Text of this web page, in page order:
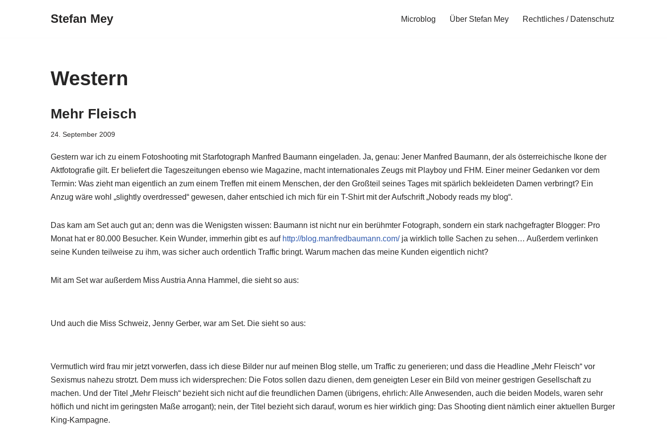
Stefan Mey Microblog Über Stefan Mey Rechtliches / Datenschutz
Western
Mehr Fleisch
24. September 2009
Gestern war ich zu einem Fotoshooting mit Starfotograph Manfred Baumann eingeladen. Ja, genau: Jener Manfred Baumann, der als österreichische Ikone der
Aktfotografie gilt. Er beliefert die Tageszeitungen ebenso wie Magazine, macht internationales Zeugs mit Playboy und FHM. Einer meiner Gedanken vor dem
Termin: Was zieht man eigentlich an zum einem Treffen mit einem Menschen, der den Großteil seines Tages mit spärlich bekleideten Damen verbringt? Ein
Anzug wäre wohl „slightly overdressed“ gewesen, daher entschied ich mich für ein T-Shirt mit der Aufschrift „Nobody reads my blog“.
Das kam am Set auch gut an; denn was die Wenigsten wissen: Baumann ist nicht nur ein berühmter Fotograph, sondern ein stark nachgefragter Blogger: Pro
Monat hat er 80.000 Besucher. Kein Wunder, immerhin gibt es auf http://blog.manfredbaumann.com/ja wirklich tolle Sachen zu sehen… Außerdem verlinken
seine Kunden teilweise zu ihm, was sicher auch ordentlich Traffic bringt. Warum machen das meine Kunden eigentlich nicht?
Mit am Set war außerdem Miss Austria Anna Hammel, die sieht so aus:
Und auch die Miss Schweiz, Jenny Gerber, war am Set. Die sieht so aus:
Vermutlich wird frau mir jetzt vorwerfen, dass ich diese Bilder nur auf meinen Blog stelle, um Traffic zu generieren; und dass die Headline „Mehr Fleisch“ vor
Sexismus nahezu strotzt. Dem muss ich widersprechen: Die Fotos sollen dazu dienen, dem geneigten Leser ein Bild von meiner gestrigen Gesellschaft zu
machen. Und der Titel „Mehr Fleisch“ bezieht sich nicht auf die freundlichen Damen (übrigens, ehrlich: Alle Anwesenden, auch die beiden Models, waren sehr
höflich und nicht im geringsten Maße arrogant); nein, der Titel bezieht sich darauf, worum es hier wirklich ging: Das Shooting dient nämlich einer aktuellen Burger
King-Kampagne.